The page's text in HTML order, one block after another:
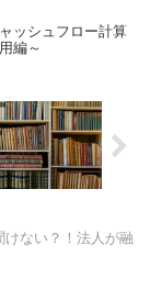
ッシュフロー計算
編～
けない？！法人が融